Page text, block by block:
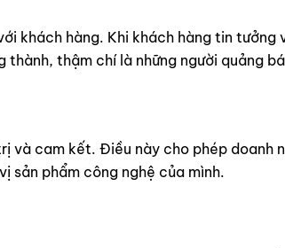
khách hàng. Khi khách hàng tin tưởng
thậm chí là những người quảng
và cam kết. Điều này cho phép doanh
sản phẩm công nghệ của mình.